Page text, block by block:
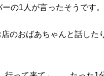
の1人が言ったそうです。
のおばあちゃんと話した